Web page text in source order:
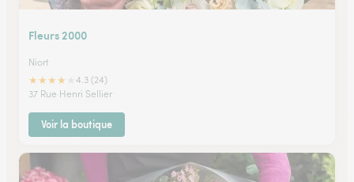
Fleurs 2000
Niort
★★★★
4.3 (24)
37 Rue Henri Sellier
Voir la boutique